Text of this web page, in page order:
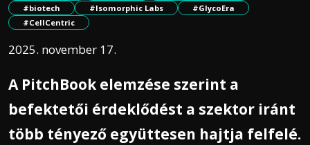
#biotech
#Isomorphic Labs
#GlycoEra
#CellCentric
2025. november 17.
A PitchBook elemzése szerint a
befektetői érdeklődést a szektor iránt
több tényező együttesen hajtja felfelé.